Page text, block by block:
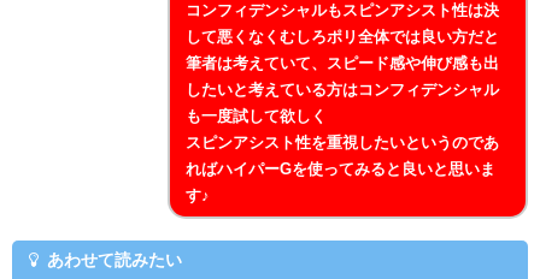
コンフィデンシャルもスピンアシスト性は決
して悪くなくむしろポリ全体では良い方だと
筆者は考えていて、スピード感や伸び感も出
したいと考えている方はコンフィデンシャル
も一度試して欲しく
スピンアシスト性を重視したいというのであ
ればハイパーGを使ってみると良いと思いま
す♪
あわせて読みたい